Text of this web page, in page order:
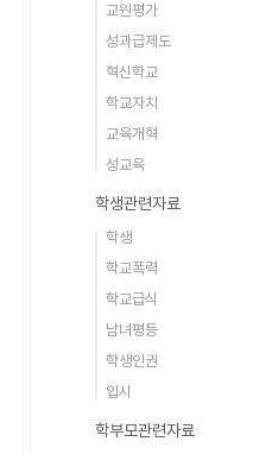
교원평가
성과급제도
혁신학교
학교자치
교육개혁
성교육
학생관련자료
학생
학교폭력
학교급식
남녀평등
학생인권
입시
학부모관련자료